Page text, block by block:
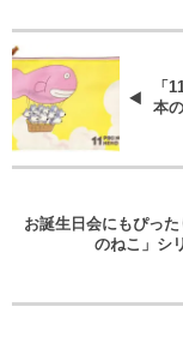
「
本
お誕生日会にもぴっ
のねこ」シ